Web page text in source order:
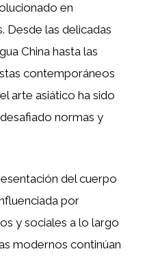
en
Desde las delicadas
China hasta las
contemporáneos
arte asiático ha sido
normas y
del cuerpo
por
y sociales a lo largo
modernos continúan